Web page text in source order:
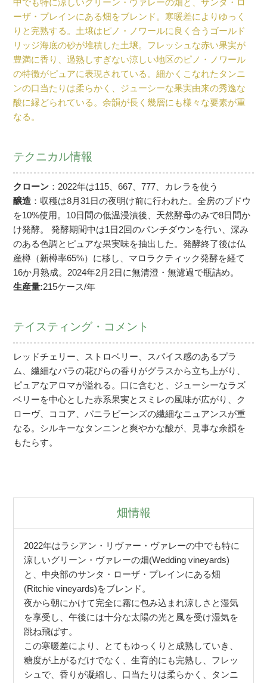
中でも特に涼しいグリーン・ヴァレーの畑と、サンタ・ロ
ーザ・プレインにある畑をブレンド。寒暖差によりゆっく
りと完熟する。土壌はピノ・ノワールに良く合うゴールド
リッジ海底の砂が堆積した土壌。フレッシュな赤い果実が
豊満に香り、過熟しすぎない涼しい地区のピノ・ノワール
の特徴がピュアに表現されている。細かくこなれたタンニ
ンの口当たりは柔らかく、ジューシーな果実由来の秀逸な
酸に縁どられている。余韻が長く幾層にも様々な要素が重
なる。
テクニカル情報
クローン ：2022年は115、667、777、カレラを使う
醸造 ：収穫は8月31日の夜明け前に行われた。全房のブドウ
を10%使用。10日間の低温浸漬後、天然酵母のみで8日間か
け発酵。 発酵期間中は1日2回のパンチダウンを行い、深み
のある色調とピュアな果実味を抽出した。発酵終了後は仏
産樽（新樽率65%）に移し、マロラクティック発酵を経て
16か月熟成。2024年2月2日に無清澄・無濾過で瓶詰め。
生産量:215ケース/年
テイスティング・コメント
レッドチェリー、ストロベリー、スパイス感のあるプラ
ム、繊細なバラの花びらの香りがグラスから立ち上がり、
ピュアなアロマが溢れる。口に含むと、ジューシーなラズ
ベリーを中心とした赤系果実とスミレの風味が広がり、ク
ローヴ、ココア、バニラビーンズの繊細なニュアンスが重
なる。シルキーなタンニンと爽やかな酸が、見事な余韻を
もたらす。
畑情報
2022年はラシアン・リヴァー・ヴァレーの中でも特に
涼しいグリーン・ヴァレーの畑(Wedding vineyards)
と、中央部のサンタ・ローザ・プレインにある畑
(Ritchie vineyards)をブレンド。
夜から朝にかけて完全に霧に包み込まれ涼しさと湿気
を享受し、午後には十分な太陽の光と風を受け湿気を
跳ね飛ばす。
この寒暖差により、とてもゆっくりと成熟していき、
糖度が上がるだけでなく、生育的にも完熟し、フレッ
シュで、香りが凝縮し、口当たりは柔らかく、タンニ